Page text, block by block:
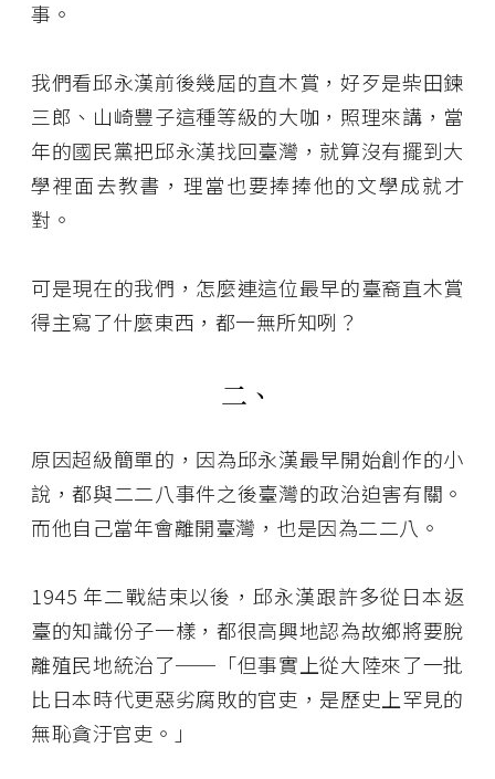
事。
我們看邱永漢前後幾屆的直木賞，好歹是柴田鍊
三郎、山崎豐子這種等級的大咖，照理來講，當
年的國民黨把邱永漢找回臺灣，就算沒有擺到大
學裡面去教書，理當也要捧捧他的文學成就才
對。
可是現在的我們，怎麼連這位最早的臺裔直木賞
得主寫了什麼東西，都一無所知咧？
二、
原因超級簡單的，因為邱永漢最早開始創作的小
說，都與二二八事件之後臺灣的政治迫害有關。
而他自己當年會離開臺灣，也是因為二二八。
1945 年二戰結束以後，邱永漢跟許多從日本返
臺的知識份子一樣，都很高興地認為故鄉將要脫
離殖民地統治了──「但事實上從大陸來了一批
比日本時代更惡劣腐敗的官吏，是歷史上罕見的
無恥貪汙官吏。」